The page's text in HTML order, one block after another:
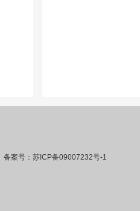
备案号：苏ICP备09007232号-1